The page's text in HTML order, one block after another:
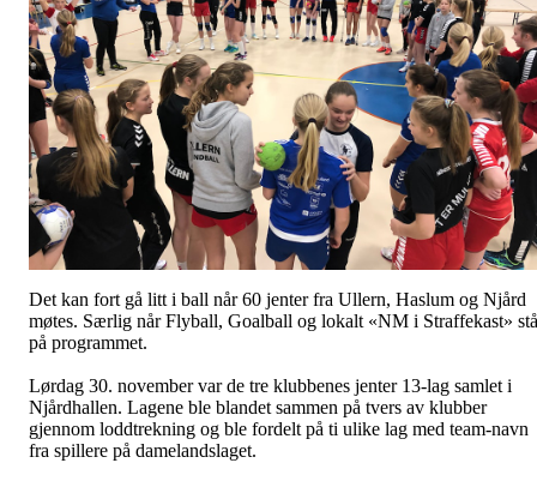
Det kan fort gå litt i ball når 60 jenter fra Ullern, Haslum og Njård
møtes. Særlig når Flyball, Goalball og lokalt «NM i Straffekast»
på programmet.
Lørdag 30. november var de tre klubbenes jenter 13-lag samlet i
Njårdhallen. Lagene ble blandet sammen på tvers av klubber
gjennom loddtrekning og ble fordelt på ti ulike lag med team-navn
fra spillere på damelandslaget.